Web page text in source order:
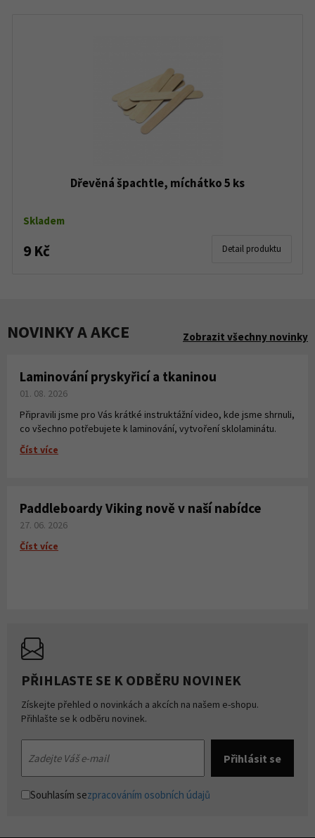
Dřevěná špachtle, míchátko 5 ks
Skladem
9 Kč Detail produktu
NOVINKY A AKCE Zobrazit všechny novinky
Laminování pryskyřicí a tkaninou
01. 08. 2026
Připravili jsme pro Vás krátké instruktážní video, kde jsme shrnuli,
co všechno potřebujete k laminování, vytvoření sklolaminátu.
Číst více
Paddleboardy Viking nově v naší nabídce
27. 06. 2026
Číst více
PŘIHLASTE SE K ODBĚRU NOVINEK
Získejte přehled o novinkách a akcích na našem e-shopu.
Přihlašte se k odběru novinek.
Souhlasím sezpracováním osobních údajů